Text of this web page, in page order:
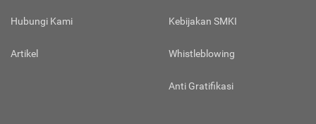
Hubungi Kami
Artikel
Kebijakan SMKI
Whistleblowing
Anti Gratifikasi